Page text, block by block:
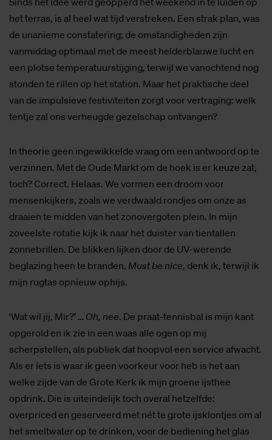
het terras, is al heel wat tijd verstreken. Een strak plan, was
de unanieme constatering; de omstandigheden zijn
vanmiddag optimaal met de meest helderblauwe lucht en
een plotse temperatuurstijging, terwijl we vanochtend nog
stonden te rillen op het station. Maar het praktische deel
van de impulsieve festiviteiten zorgt voor vertraging: welk
tentje zal ons verheugde gezelschap ontvangen?
In theorie geen ingewikkelde vraag om een antwoord op te
verzinnen. Met de Oude Markt om de hoek is er keuze zat,
toch? Correct. Helaas. We vormen een droom voor
mensenkijkers, zoals we verdwaald rondjes om onze as
draaien te midden van het zonovergoten plein. In mijn
zoveelste rotatie kijk ik naar het duister van tientallen
zonnebrillen. De blikken lijken door de UV-werende
beglazing heen te branden. Must be nice, denk ik, terwijl ik
mijn rugtas opnieuw ophijs.
‘Wat wil jij, Mir?’ … Oh, nee. De praat-tennisbal is mijn kant
opgerold en ik zie in een waas alle ogen op mij
scherpstellen, als publiek dat hoopvol een service afwacht.
Als er íets is waar ik geen voorkeur voor heb is het aan
welke zijde van de Grote Kerk ik mijn groene ijsthee
opdrink. Die is uiteindelijk toch overal hetzelfde:
overpriced en geserveerd met nét te grote ijsklontjes om al
het smeltwater op te drinken, voor de bediening het glas